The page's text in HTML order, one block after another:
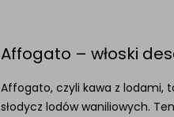
Affogato – włoski
Affogato, czyli kawa z lodami,
słodycz lodów waniliowych.